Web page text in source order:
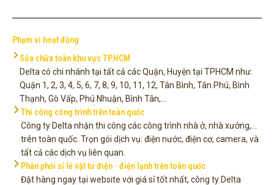
Phạm vi hoạt động
Sửa chữa toàn khu vực TP.HCM
Delta có chi nhánh tại tất cả các Quận, Huyện tại TPHCM như:
Quận 1, 2, 3, 4, 5, 6, 7, 8, 9, 10, 11, 12, Tân Bình, Tân Phú, Bình
Thạnh, Gò Vấp, Phú Nhuận, Bình Tân,...
Thi công công trình trên toàn quốc
Công ty Delta nhận thi công các công trình nhà ở, nhà xưởng,...
trên toàn quốc. Trọn gói dịch vụ: điện nước, điện cơ, camera, và
tất cả các dịch vụ liên quan.
Phân phối sỉ lẻ vật tư điện - điện lạnh trên toàn quốc
Đặt hàng ngay tại website với giá sỉ tốt nhất, công ty Delta